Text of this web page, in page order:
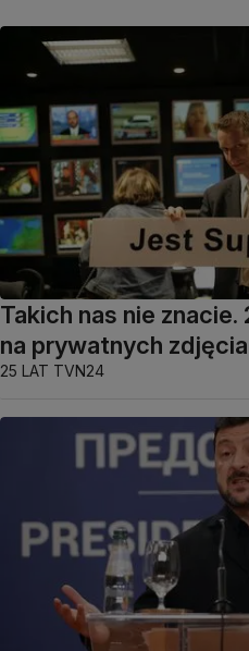
Takich nas nie
na prywatnych
25 LAT TVN24